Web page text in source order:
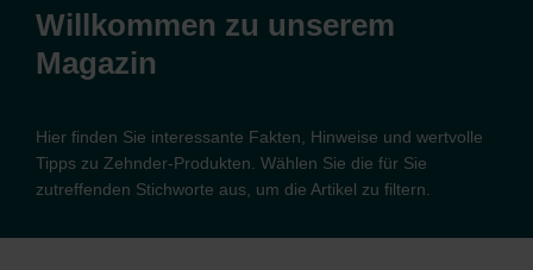
Willkommen zu unserem
Magazin
Hier finden Sie interessante Fakten, Hinweise und wertvolle
Tipps zu Zehnder-Produkten. Wählen Sie die für Sie
zutreffenden Stichworte aus, um die Artikel zu filtern.